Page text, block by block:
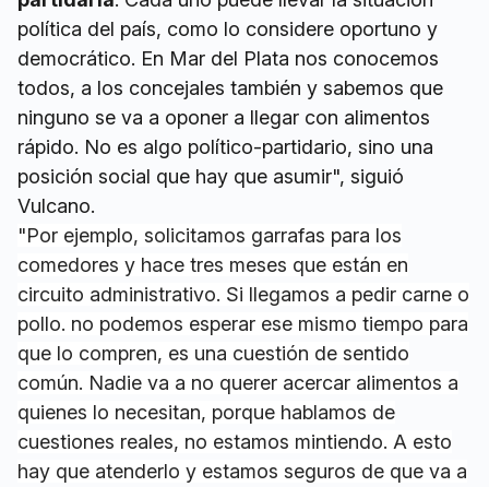
política del país, como lo considere oportuno y
democrático. En Mar del Plata nos conocemos
todos, a los concejales también y sabemos que
ninguno se va a oponer a llegar con alimentos
rápido. No es algo político-partidario, sino una
posición social que hay que asumir", siguió
Vulcano.
"Por ejemplo, solicitamos garrafas para los
comedores y hace tres meses que están en
circuito administrativo. Si llegamos a pedir carne o
pollo. no podemos esperar ese mismo tiempo para
que lo compren, es una cuestión de sentido
común. Nadie va a no querer acercar alimentos a
quienes lo necesitan, porque hablamos de
cuestiones reales, no estamos mintiendo. A esto
hay que atenderlo y estamos seguros de que va a